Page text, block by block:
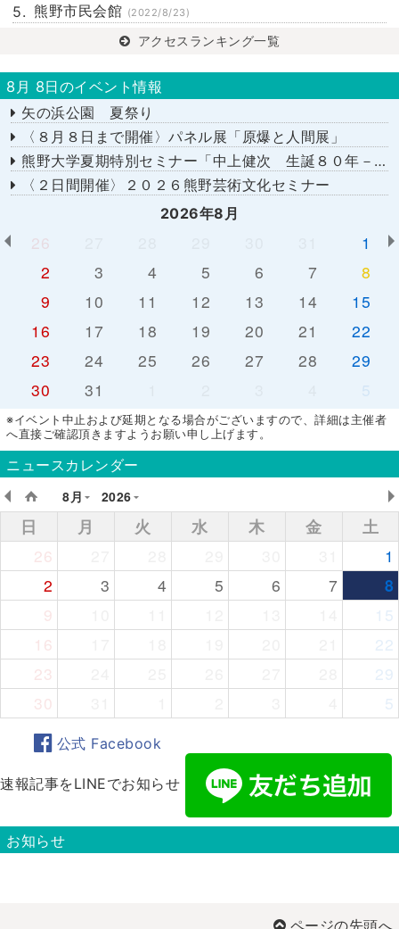
熊野市民会館 (2022/8/23)
アクセスランキング一覧
8月 8日のイベント情報
矢の浜公園 夏祭り
〈８月８日まで開催〉パネル展「原爆と人間展」
熊野大学夏期特別セミナー「中上健次 生誕８０年－時代へのまなざし－」
〈２日間開催〉２０２６熊野芸術文化セミナー
2026年8月
26
1
2
3 4 5 6 7
8
9
10 11 12 13 14
15
16
17 18 19 20 21
22
23
24 25 26 27 28
29
30
31 5
※イベント中止および延期となる場合がございますので、詳細は主催者
へ直接ご確認頂きますようお願い申し上げます。
ニュースカレンダー
8月
2026
日 月 火 水 木 金
土
26
1
2
3 4 5 6 7
8
9
15
16
22
23
29
30
5
公式 Facebook
速報記事をLINEでお知らせ
お知らせ